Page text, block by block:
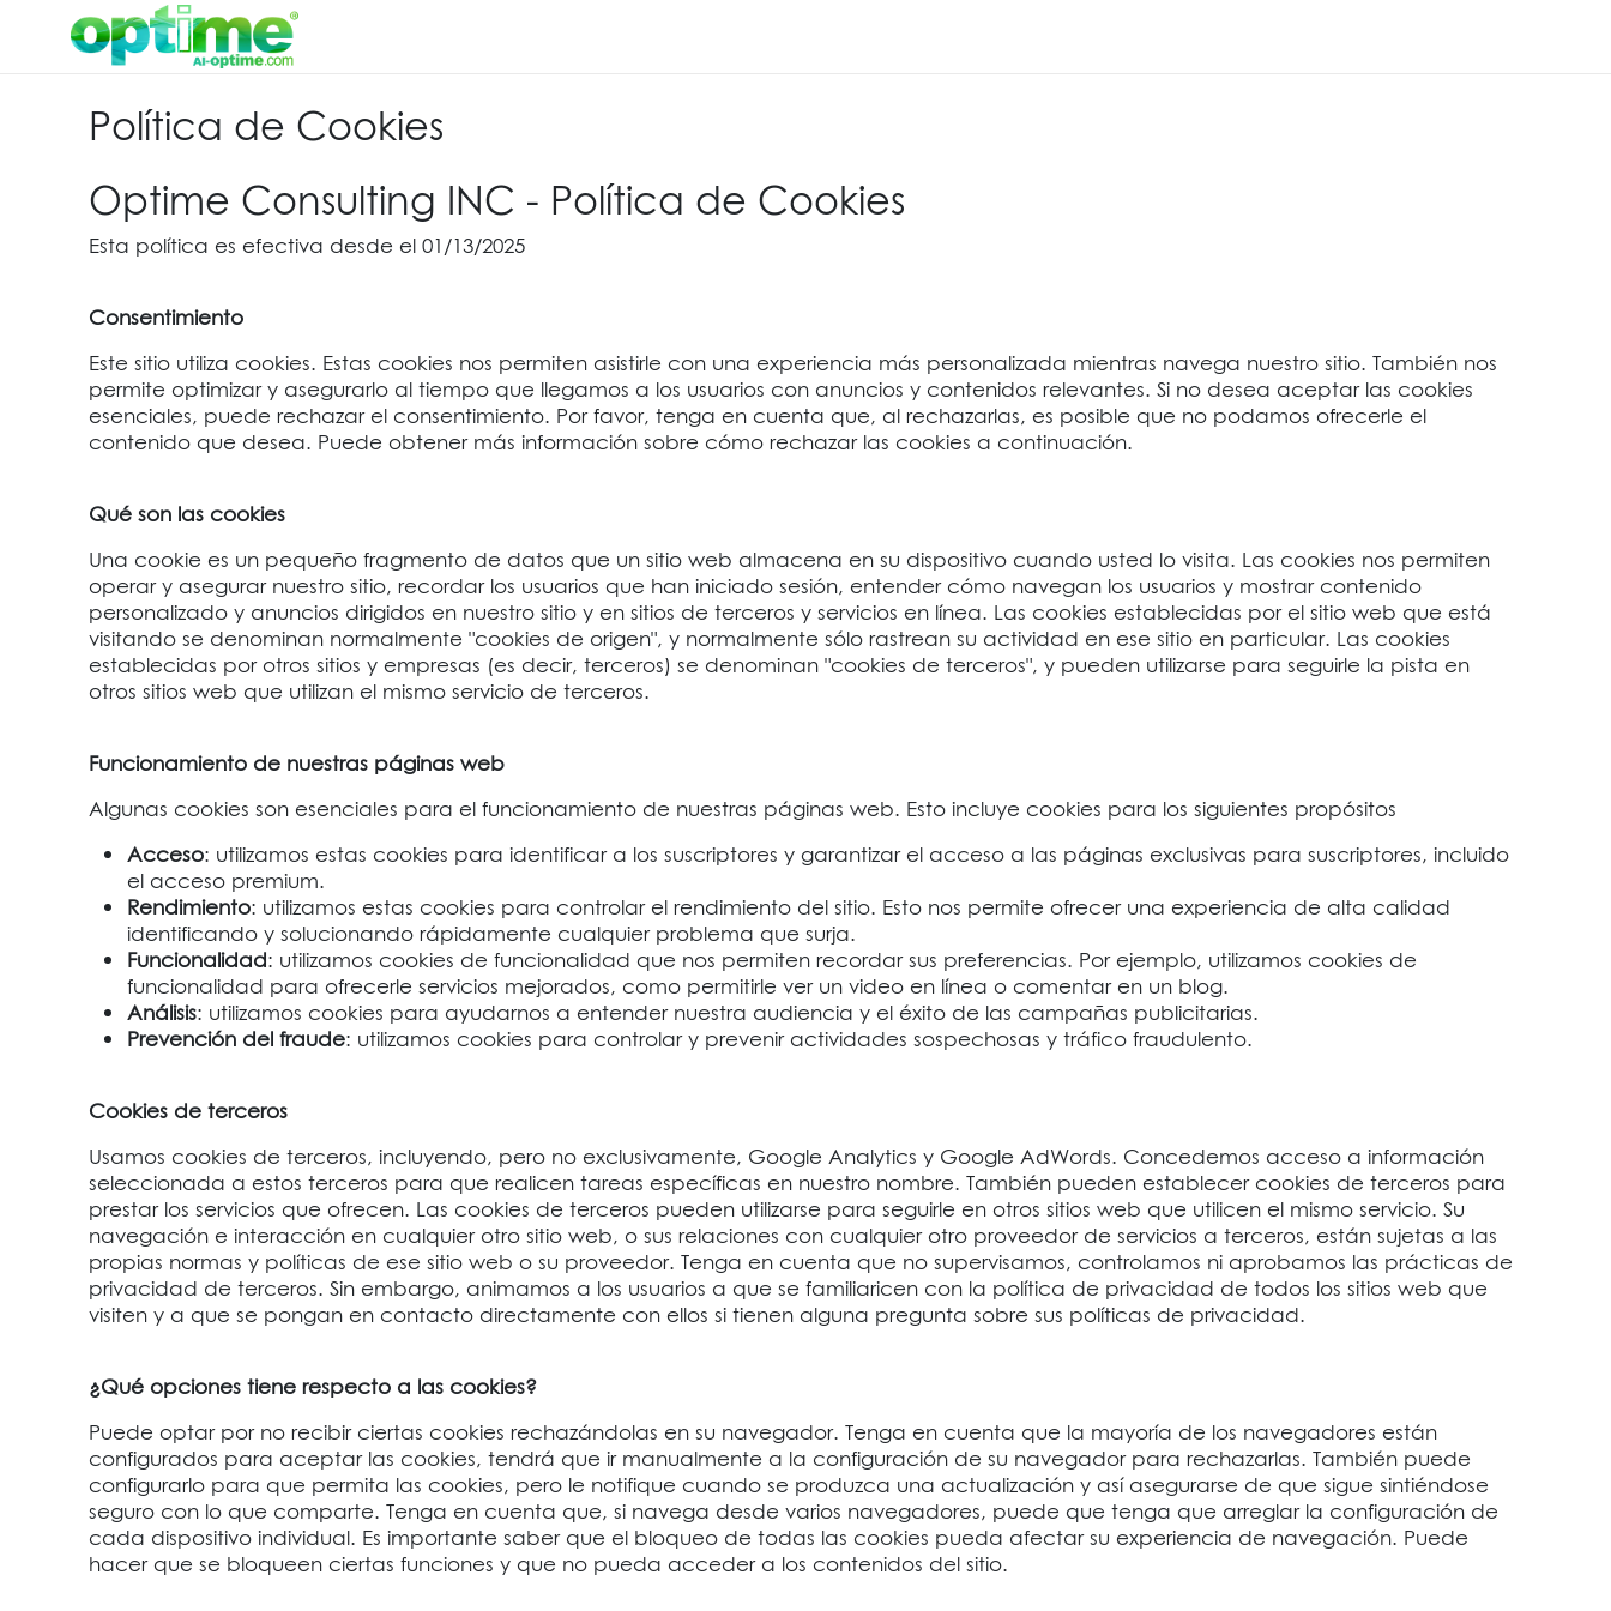
Política de Cookies
Optime Consulting INC - Política de Cookies
Esta política es efectiva desde el 01/13/2025
Consentimiento
Este sitio utiliza cookies. Estas cookies nos permiten asistirle con una experiencia más personalizada mientras navega nuestro sitio. También nos
permite optimizar y asegurarlo al tiempo que llegamos a los usuarios con anuncios y contenidos relevantes. Si no desea aceptar las cookies
esenciales, puede rechazar el consentimiento. Por favor, tenga en cuenta que, al rechazarlas, es posible que no podamos ofrecerle el
contenido que desea. Puede obtener más información sobre cómo rechazar las cookies a continuación.
Qué son las cookies
Una cookie es un pequeño fragmento de datos que un sitio web almacena en su dispositivo cuando usted lo visita. Las cookies nos permiten
operar y asegurar nuestro sitio, recordar los usuarios que han iniciado sesión, entender cómo navegan los usuarios y mostrar contenido
personalizado y anuncios dirigidos en nuestro sitio y en sitios de terceros y servicios en línea. Las cookies establecidas por el sitio web que está
visitando se denominan normalmente "cookies de origen", y normalmente sólo rastrean su actividad en ese sitio en particular. Las cookies
establecidas por otros sitios y empresas (es decir, terceros) se denominan "cookies de terceros", y pueden utilizarse para seguirle la pista en
otros sitios web que utilizan el mismo servicio de terceros.
Funcionamiento de nuestras páginas web
Algunas cookies son esenciales para el funcionamiento de nuestras páginas web. Esto incluye cookies para los siguientes propósitos
Acceso: utilizamos estas cookies para identificar a los suscriptores y garantizar el acceso a las páginas exclusivas para suscriptores, incluido
el acceso premium.
Rendimiento: utilizamos estas cookies para controlar el rendimiento del sitio. Esto nos permite ofrecer una experiencia de alta calidad
identificando y solucionando rápidamente cualquier problema que surja.
Funcionalidad: utilizamos cookies de funcionalidad que nos permiten recordar sus preferencias. Por ejemplo, utilizamos cookies de
funcionalidad para ofrecerle servicios mejorados, como permitirle ver un video en línea o comentar en un blog.
Análisis: utilizamos cookies para ayudarnos a entender nuestra audiencia y el éxito de las campañas publicitarias.
Prevención del fraude: utilizamos cookies para controlar y prevenir actividades sospechosas y tráfico fraudulento.
Cookies de terceros
Usamos cookies de terceros, incluyendo, pero no exclusivamente, Google Analytics y Google AdWords. Concedemos acceso a información
seleccionada a estos terceros para que realicen tareas específicas en nuestro nombre. También pueden establecer cookies de terceros para
prestar los servicios que ofrecen. Las cookies de terceros pueden utilizarse para seguirle en otros sitios web que utilicen el mismo servicio. Su
navegación e interacción en cualquier otro sitio web, o sus relaciones con cualquier otro proveedor de servicios a terceros, están sujetas a las
propias normas y políticas de ese sitio web o su proveedor. Tenga en cuenta que no supervisamos, controlamos ni aprobamos las prácticas de
privacidad de terceros. Sin embargo, animamos a los usuarios a que se familiaricen con la política de privacidad de todos los sitios web que
visiten y a que se pongan en contacto directamente con ellos si tienen alguna pregunta sobre sus políticas de privacidad.
¿Qué opciones tiene respecto a las cookies?
Puede optar por no recibir ciertas cookies rechazándolas en su navegador. Tenga en cuenta que la mayoría de los navegadores están
configurados para aceptar las cookies, tendrá que ir manualmente a la configuración de su navegador para rechazarlas. También puede
configurarlo para que permita las cookies, pero le notifique cuando se produzca una actualización y así asegurarse de que sigue sintiéndose
seguro con lo que comparte. Tenga en cuenta que, si navega desde varios navegadores, puede que tenga que arreglar la configuración de
cada dispositivo individual. Es importante saber que el bloqueo de todas las cookies pueda afectar su experiencia de navegación. Puede
hacer que se bloqueen ciertas funciones y que no pueda acceder a los contenidos del sitio.